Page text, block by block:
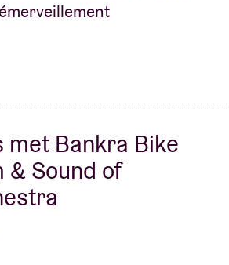
met Bankra Bike
& Sound of